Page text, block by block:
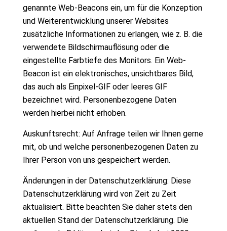
genannte Web-Beacons ein, um für die Konzeption
und Weiterentwicklung unserer Websites
zusätzliche Informationen zu erlangen, wie z. B. die
verwendete Bildschirmauflösung oder die
eingestellte Farbtiefe des Monitors. Ein Web-
Beacon ist ein elektronisches, unsichtbares Bild,
das auch als Einpixel-GIF oder leeres GIF
bezeichnet wird. Personenbezogene Daten
werden hierbei nicht erhoben.
Auskunftsrecht: Auf Anfrage teilen wir Ihnen gerne
mit, ob und welche personenbezogenen Daten zu
Ihrer Person von uns gespeichert werden.
Änderungen in der Datenschutzerklärung: Diese
Datenschutzerklärung wird von Zeit zu Zeit
aktualisiert. Bitte beachten Sie daher stets den
aktuellen Stand der Datenschutzerklärung. Die